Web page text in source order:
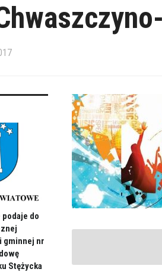
do
gminnej nr
Stężycka